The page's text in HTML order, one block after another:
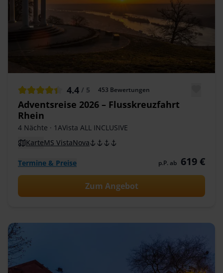
4.4 / 5 453 Bewertungen
Adventsreise 2026 – Flusskreuzfahrt
Rhein
4 Nächte · 1AVista ALL INCLUSIVE
KarteMS VistaNova
Termine & Preise p.P. ab 619 €
Zum Angebot